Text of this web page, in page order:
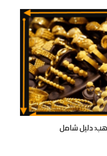
دليل شامل